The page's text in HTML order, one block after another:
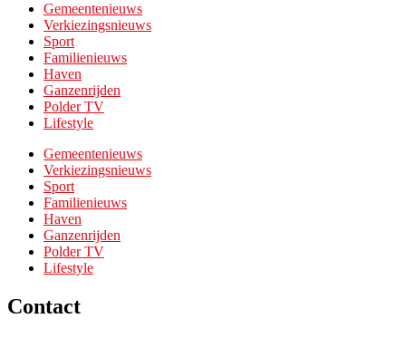
Gemeentenieuws
Verkiezingsnieuws
Sport
Familienieuws
Haven
Ganzenrijden
Polder TV
Lifestyle
Gemeentenieuws
Verkiezingsnieuws
Sport
Familienieuws
Haven
Ganzenrijden
Polder TV
Lifestyle
Contact